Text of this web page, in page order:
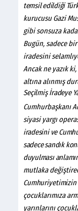
temsil edildiği
kurucusu Gazi
gibi sonsuza
Bugün, sadece
iradesini
Ancak ne yazık
altına alınmış
Seçilmiş İradeye
Cumhurbaşkanı
siyasi yargı
iradesini ve
sadecesandık
duyulması
mutlaka
Cumhuriyetimizin
çocuklarımıza
yarınlarını